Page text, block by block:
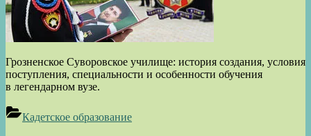
Грозненское Суворовское училище: история создания, условия
поступления, специальности и особенности обучения
в легендарном вузе.
Кадетское образование